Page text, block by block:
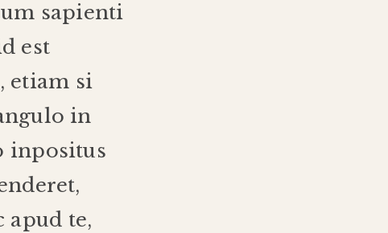
sapienti
est
, etiam si
in
inpositus
,
apud te,